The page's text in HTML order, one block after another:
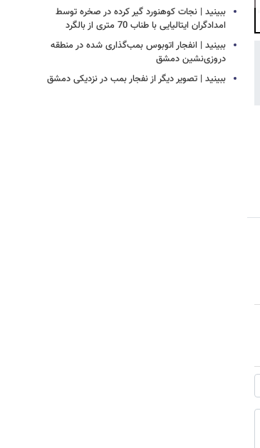
ببینید | نجات کوهنورد گیر کرده در صخره توسط
امدادگران ایتالیایی با طناب 70 متری از بالگرد
ببینید | انفجار اتوبوس بمب‌گذاری شده در منطقه
دروزی‌نشین دمشق
ببینید | تصویر دیگر از نفجار بمب در نزدیکی دمشق